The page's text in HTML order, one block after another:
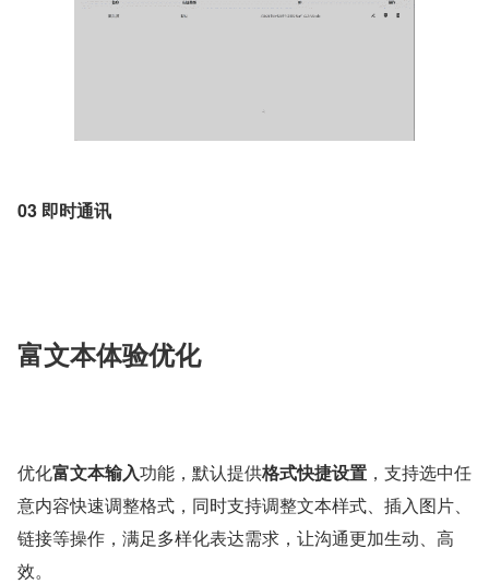
03 即时通讯
富文本体验优化
优化富文本输入功能，默认提供格式快捷设置 ，支持选中任
意内容快速调整格式，同时支持调整文本样式、插入图片、
链接等操作，满足多样化表达需求，让沟通更加生动、高
效。